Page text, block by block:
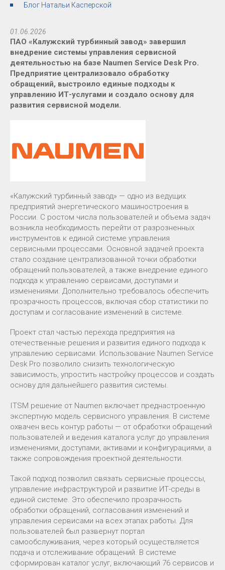
Блог Натальи Касперской
01.06.2026
ПАО «Калужский турбинный завод» завершил
внедрение системы управления сервисной
деятельностью на базе Naumen Service Desk Pro.
Предприятие централизовало обработку
обращений, выстроило единые подходы к
управлению ИТ-услугами и создало основу для
развития сервисной модели.
«Калужский турбинный завод» — одно из ведущих
предприятий энергетического машиностроения в
России. С ростом числа пользователей и объема задач
возникла необходимость перейти от разрозненных
инструментов к единой системе управления
сервисными процессами. Основной задачей проекта
стало создание централизованной точки обработки
обращений пользователей, а также внедрение единого
подхода к управлению сервисами, доступами и
изменениями. Дополнительно требовалось обеспечить
прозрачность процессов, включая сбор статистики по
доступам и согласование изменений в системе.
Проект стал частью перехода предприятия на
отечественные решения и развития единого подхода к
управлению сервисами. Использование Naumen Service
Desk Pro позволило снизить технологическую
зависимость, упростить настройку процессов и создать
основу для дальнейшего развития системы.
ITSM решение от Naumen включает преднастроенную
экспертную модель сервисного управления. В системе
охвачен весь контур работы — от обработки обращений
пользователей и ведения каталога услуг до управления
изменениями, доступами, активами и конфигурациями, а
также сопровождения проектной деятельности.
Такой подход позволил связать сервисные процессы,
управление инфраструктурой и развитие ИТ-среды в
единой системе. Это обеспечило прозрачность
обработки обращений, согласования изменений и
управления сервисами на всех этапах работы. Для
пользователей был развернут портал
самообслуживания, через который осуществляется
подача и отслеживание обращений. В системе
сформирован каталог услуг, включающий 76 сервисов и